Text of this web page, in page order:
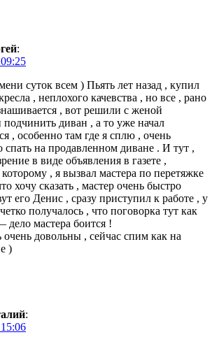
:
суток всем ) Пьять лет назад , купил
, неплохого качевства , но все , рано
, вот решили с женой
подчинить диван , а то уже начал
, особенно там где я сплю , очень
спать на продавленном диване . И тут ,
в виде объявления в газете ,
, я вызвал мастера по перетяжке
хочу сказать , мастер очень быстро
его Денис , сразу приступил к работе , у
получалось , что поговорка тут как
дело мастера боится !
довольны , сейчас спим как на
)
: